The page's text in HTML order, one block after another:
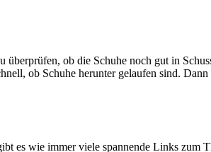
ob die Schuhe noch gut in
ob Schuhe herunter gelaufen sind.
es wie immer viele spannende Links zum